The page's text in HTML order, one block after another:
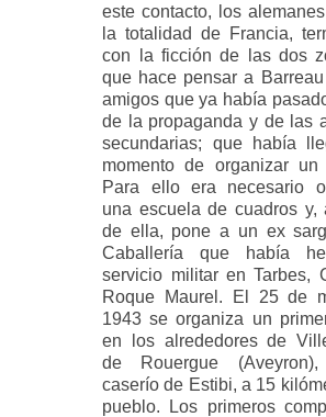
este contacto, los
la totalidad de Francia,
con la ficción de las dos
que hace pensar a
amigos que ya había
de la propaganda y de las
secundarias; que había
momento de organizar un
Para ello era necesario
una escuela de cuadros y,
de ella, pone a un ex
Caballería que había
servicio militar en Tarbes,
Roque Maurel. El 25 de
1943 se organiza un
en los alrededores de
de Rouergue
caserío de Estibi, a 15
pueblo. Los primeros